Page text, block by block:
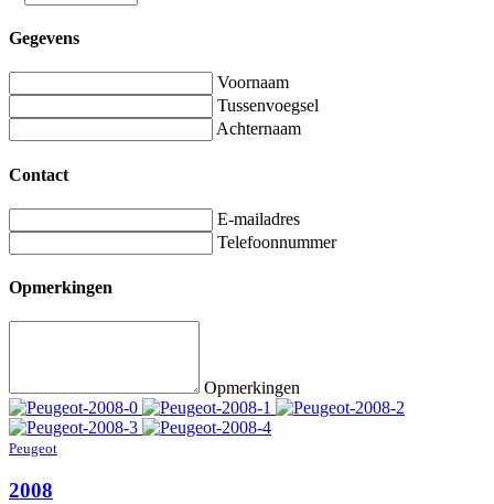
Gegevens
Voornaam
Tussenvoegsel
Achternaam
Contact
E-mailadres
Telefoonnummer
Opmerkingen
Opmerkingen
Peugeot
2008